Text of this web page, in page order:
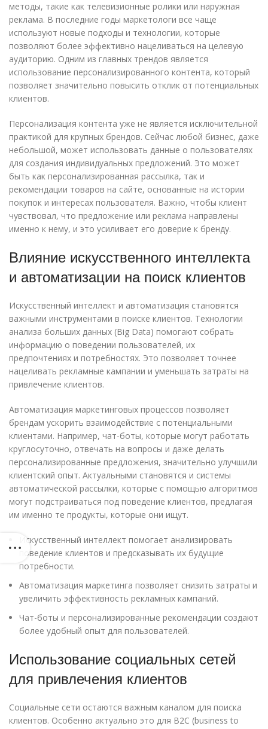
методы, такие как телевизионные ролики или наружная
реклама. В последние годы маркетологи все чаще
используют новые подходы и технологии, которые
позволяют более эффективно нацеливаться на целевую
аудиторию. Одним из главных трендов является
использование персонализированного контента, который
позволяет значительно повысить отклик от потенциальных
клиентов.
Персонализация контента уже не является исключительной
практикой для крупных брендов. Сейчас любой бизнес, даже
небольшой, может использовать данные о пользователях
для создания индивидуальных предложений. Это может
быть как персонализированная рассылка, так и
рекомендации товаров на сайте, основанные на истории
покупок и интересах пользователя. Важно, чтобы клиент
чувствовал, что предложение или реклама направлены
именно к нему, и это усиливает его доверие к бренду.
Влияние искусственного интеллекта
и автоматизации на поиск клиентов
Искусственный интеллект и автоматизация становятся
важными инструментами в поиске клиентов. Технологии
анализа больших данных (Big Data) помогают собрать
информацию о поведении пользователей, их
предпочтениях и потребностях. Это позволяет точнее
нацеливать рекламные кампании и уменьшать затраты на
привлечение клиентов.
Автоматизация маркетинговых процессов позволяет
брендам ускорить взаимодействие с потенциальными
клиентами. Например, чат-боты, которые могут работать
круглосуточно, отвечать на вопросы и даже делать
персонализированные предложения, значительно улучшили
клиентский опыт. Актуальными становятся и системы
автоматической рассылки, которые с помощью алгоритмов
могут подстраиваться под поведение клиентов, предлагая
им именно те продукты, которые они ищут.
Искусственный интеллект помогает анализировать
поведение клиентов и предсказывать их будущие
потребности.
Автоматизация маркетинга позволяет снизить затраты и
увеличить эффективность рекламных кампаний.
Чат-боты и персонализированные рекомендации создают
более удобный опыт для пользователей.
Использование социальных сетей
для привлечения клиентов
Социальные сети остаются важным каналом для поиска
клиентов. Особенно актуально это для B2C (business to